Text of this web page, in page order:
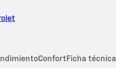
Confort Ficha técnica